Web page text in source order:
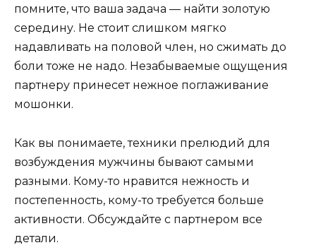
помните, что ваша задача — найти золотую
середину. Не стоит слишком мягко
надавливать на половой член, но сжимать до
боли тоже не надо. Незабываемые ощущения
партнеру принесет нежное поглаживание
мошонки.
Как вы понимаете, техники прелюдий для
возбуждения мужчины бывают самыми
разными. Кому-то нравится нежность и
постепенность, кому-то требуется больше
активности. Обсуждайте с партнером все
детали.